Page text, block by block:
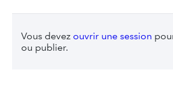
Vous devez ouvrir une session
ou publier.